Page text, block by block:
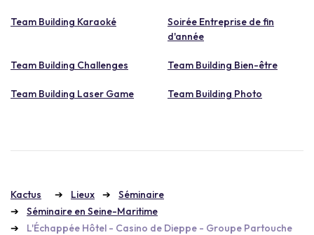
Team Building Karaoké
Soirée Entreprise de fin
d'année
Team Building Challenges Team Building Bien-être
Team Building Laser Game Team Building Photo
Kactus Lieux
Séminaire
Séminaire en Seine-Maritime
L'Échappée Hôtel - Casino de Dieppe - Groupe Partouche